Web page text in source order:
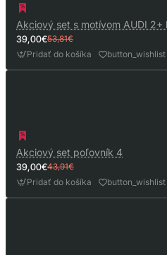
Akciový set s motívom AUDI 2+
39,00€53,81€
Pridať do košíka button_wishlist
Akciový set poľovník 4
39,00€43,91€
Pridať do košíka button_wishlist